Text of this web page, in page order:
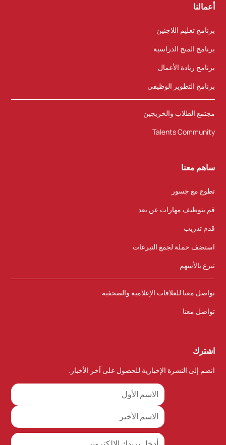
أعمالنا
برنامج تعليم اللاجئين
برنامج المنح الدراسية
برنامج ريادة الأعمال
برنامج التطوير الوظيفي
مجتمع الطلاب والخريجين
Talents Community
ساهم معنا
تطوع مع جسور
قم بتوظيف مهارات عن بعد
قدم تدريب
استضف حملة لجمع التبرعات
تبرع بالأسهم
تواصل معنا للعلاقات الإعلامية والصحفية
تواصل معنا
اشترك
انضم إلى النشرة الإخبارية للحصول على آخر الأخبار.